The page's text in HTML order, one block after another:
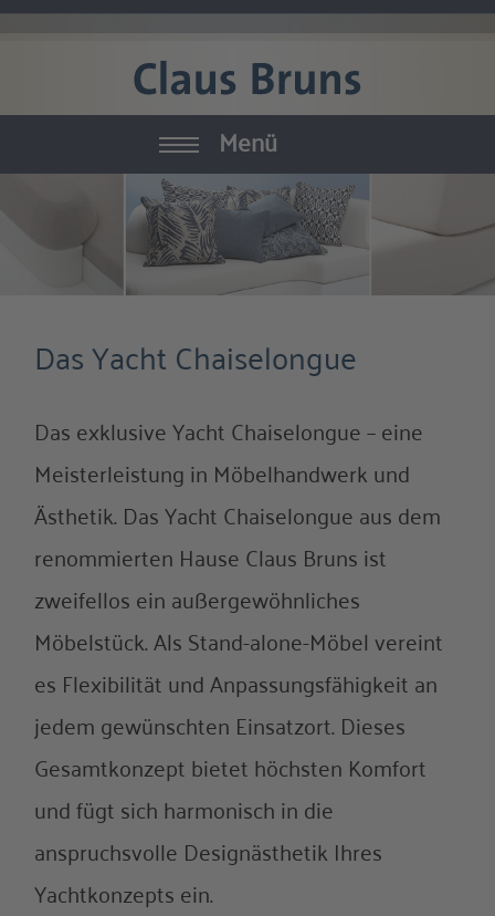
Menü
Yachtausstattung
Möbel
Zubehör
Raumausstattung
Manufaktur
Über uns
Referenzen
Das Yacht Chaiselongue
Das exklusive Yacht Chaiselongue – eine
Meisterleistung in Möbelhandwerk und
Ästhetik. Das Yacht Chaiselongue aus dem
renommierten Hause Claus Bruns ist
zweifellos ein außergewöhnliches
Möbelstück. Als Stand-alone-Möbel vereint
es Flexibilität und Anpassungsfähigkeit an
jedem gewünschten Einsatzort. Dieses
Gesamtkonzept bietet höchsten Komfort
und fügt sich harmonisch in die
anspruchsvolle Designästhetik Ihres
Yachtkonzepts ein.